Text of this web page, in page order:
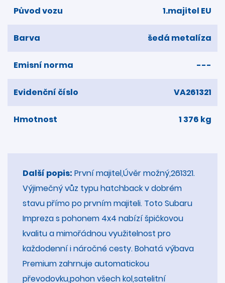
Původ vozu 1.majitel EU
Barva šedá metalíza
Emisní norma ---
Evidenční číslo VA261321
Hmotnost 1 376 kg
Další popis: První majitel,Úvěr možný,261321.
Výjimečný vůz typu hatchback v dobrém
stavu přímo po prvním majiteli. Toto Subaru
Impreza s pohonem 4x4 nabízí špičkovou
kvalitu a mimořádnou využitelnost pro
každodenní i náročné cesty. Bohatá výbava
Premium zahrnuje automatickou
převodovku,pohon všech kol,satelitní